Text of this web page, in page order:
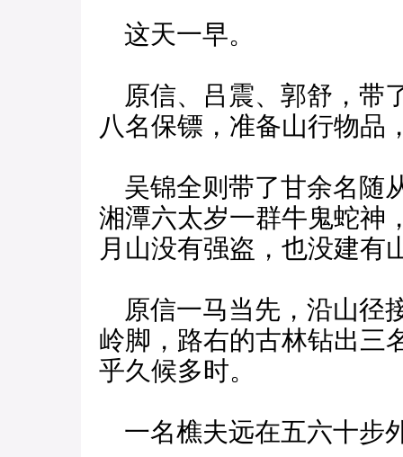
这天一早。
原信、吕震、郭舒，带
八名保镖，准备山行物品
吴锦全则带了甘余名随
湘潭六太岁一群牛鬼蛇神
月山没有强盗，也没建有
原信一马当先，沿山径
岭脚，路右的古林钻出三
乎久候多时。
一名樵夫远在五六十步